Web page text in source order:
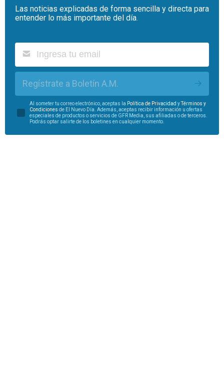
Las noticias explicadas de forma sencilla y directa para
entender lo más importante del día.
Regístrate a Boletín A.M.
Al someter tu correo electrónico, aceptas la Política de Privacidad yTérminos y
Condiciones de El Nuevo Día. Además, aceptas recibir información u ofertas
especiales de productos o servicios de GFR Media, sus afiliadas o de terceros.
Podrás optar salirte de los boletines en cualquier momento.